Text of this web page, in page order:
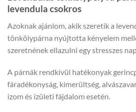
levendula csokros
Azoknak ajánlom, akik szeretik a
tönkölypárna nyújtotta kényelem
szeretnének ellazulni egy stresszes
A párnák rendkívül hatékonyak
fáradékonyság, kimerültség,
izom és ízületi fájdalom esetén.